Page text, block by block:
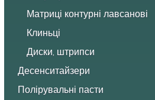
Матриці контурні лавсанові
Клиньці
Диски, штрипси
Десенситайзери
Полірувальні пасти